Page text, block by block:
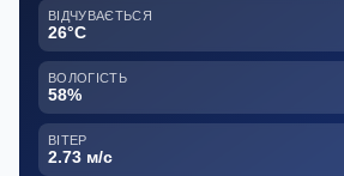
ВІДЧУВАЄТЬСЯ
26°C
ВОЛОГІСТЬ
58%
ВІТЕР
2.73 м/с